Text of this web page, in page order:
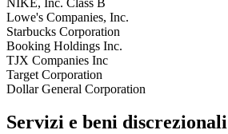
Lowe's Companies, Inc.
Starbucks Corporation
Booking Holdings Inc.
TJX Companies Inc
Target Corporation
Dollar General Corporation
Servizi e beni discrezionali